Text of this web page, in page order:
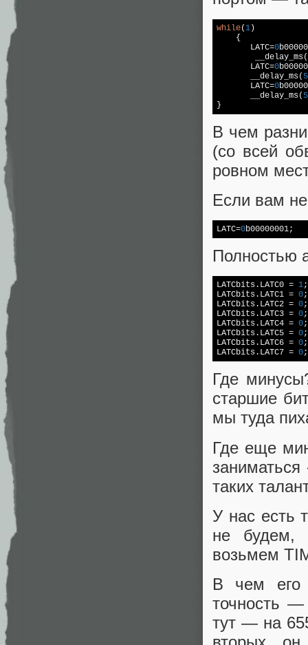
while( 1)
    {
       LATC=
0
        __delay_ms(
       LATC=
0
       __delay_ms(
       LATC=
0
       __delay_ms(
}
В чем
(со всей
ровном
Если вам не
LATC=0
Полностью
LATCbits.LATC0 = 1;
LATCbits.LATC1 = 0;
LATCbits.LATC2 = 0;
LATCbits.LATC3 = 0;
LATCbits.LATC4 = 0;
LATCbits.LATC5 = 0;
LATCbits.LATC6 = 0;
LATCbits.LATC7 = 0;
Где
старшие
мы туда
Где еще
таких
У нас есть
не будем,
возьмем
В чем его
точность
тут — на